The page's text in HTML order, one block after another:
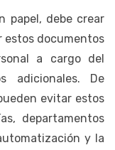
papel, debe crear
estos documentos
a cargo del
adicionales. De
evitar estos
departamentos
y la